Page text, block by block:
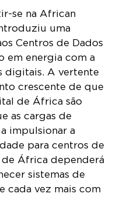
se na African
uma
Centros de Dados
em energia com a
digitais. A vertente
crescente de que
de África são
as cargas de
impulsionar a
para centros de
África dependerá
sistemas de
cada vez mais com